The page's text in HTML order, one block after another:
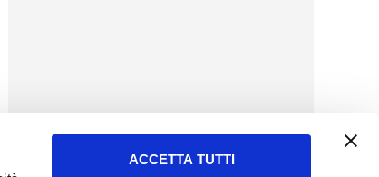
ACCETTA TUTTI